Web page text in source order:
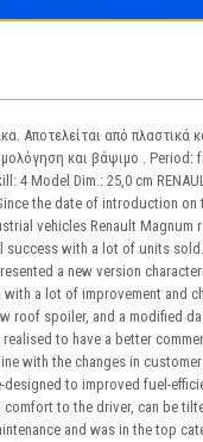
3941
Αποτελείται από πλαστικά
και βάψιμο . Period:
4 Model Dim.: 25,0 cm
the date of introduction on
vehicles Renault Magnum
success with a lot of units
a new version
a lot of improvement and
roof spoiler, and a modified
to have a better
with the changes in
designed to improved fuel-
to the driver, can be
and was in the top